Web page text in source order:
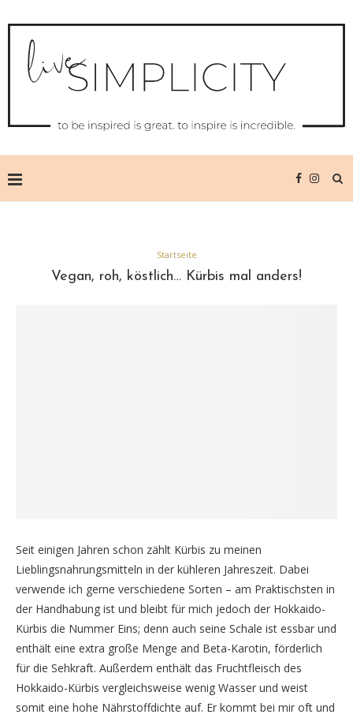
Startseite
Vegan, roh, köstlich… Kürbis mal anders!
Seit einigen Jahren schon zählt Kürbis zu meinen
Lieblingsnahrungsmitteln in der kühleren Jahreszeit. Dabei
verwende ich gerne verschiedene Sorten – am Praktischsten in
der Handhabung ist und bleibt für mich jedoch der Hokkaido-
Kürbis die Nummer Eins; denn auch seine Schale ist essbar und
enthält eine extra große Menge and Beta-Karotin, förderlich
für die Sehkraft. Außerdem enthält das Fruchtfleisch des
Hokkaido-Kürbis vergleichsweise wenig Wasser und weist
somit eine hohe Nährstoffdichte auf. Er kommt bei mir oft und